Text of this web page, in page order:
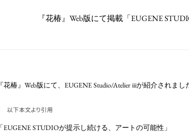
『花椿』Web版にて掲載「EUGENE
『花椿』Web版にて、EUGENE Studio/Atelier iiiが紹介されまし
以下本文より引用
「EUGENE STUDIOが提示し続ける、アートの可能性」